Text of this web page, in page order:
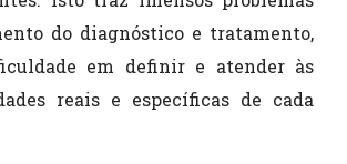
do diagnóstico e tratamento,
em definir e atender às
reais e específicas de cada